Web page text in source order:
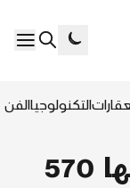
التكنولوجياالفن
"الصحة" تسلم موظفيها 570